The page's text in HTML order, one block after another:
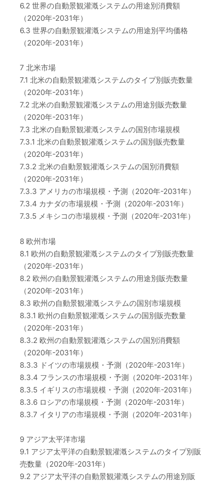
6.2 世界の自動景観灌漑システムの用途別消費額
（2020年-2031年）
6.3 世界の自動景観灌漑システムの用途別平均価格
（2020年-2031年）
7 北米市場
7.1 北米の自動景観灌漑システムのタイプ別販売数量
（2020年-2031年）
7.2 北米の自動景観灌漑システムの用途別販売数量
（2020年-2031年）
7.3 北米の自動景観灌漑システムの国別市場規模
7.3.1 北米の自動景観灌漑システムの国別販売数量
（2020年-2031年）
7.3.2 北米の自動景観灌漑システムの国別消費額
（2020年-2031年）
7.3.3 アメリカの市場規模・予測（2020年-2031年）
7.3.4 カナダの市場規模・予測（2020年-2031年）
7.3.5 メキシコの市場規模・予測（2020年-2031年）
8 欧州市場
8.1 欧州の自動景観灌漑システムのタイプ別販売数量
（2020年-2031年）
8.2 欧州の自動景観灌漑システムの用途別販売数量
（2020年-2031年）
8.3 欧州の自動景観灌漑システムの国別市場規模
8.3.1 欧州の自動景観灌漑システムの国別販売数量
（2020年-2031年）
8.3.2 欧州の自動景観灌漑システムの国別消費額
（2020年-2031年）
8.3.3 ドイツの市場規模・予測（2020年-2031年）
8.3.4 フランスの市場規模・予測（2020年-2031年）
8.3.5 イギリスの市場規模・予測（2020年-2031年）
8.3.6 ロシアの市場規模・予測（2020年-2031年）
8.3.7 イタリアの市場規模・予測（2020年-2031年）
9 アジア太平洋市場
9.1 アジア太平洋の自動景観灌漑システムのタイプ別販
売数量（2020年-2031年）
9.2 アジア太平洋の自動景観灌漑システムの用途別販